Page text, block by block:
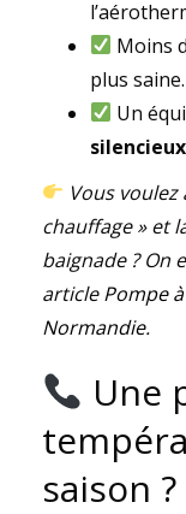
Moins
plus saine.
Un
silencieux
Vous
chauffage » et
baignade ? On
articlePompe
Normandie.
Une
saison